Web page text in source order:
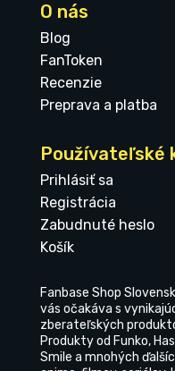
O nás
Blog
FanToken
Recenzie
Preprava a platba
Používateľské
Prihlásiť sa
Registrácia
Zabudnuté heslo
Košík
Fanbase Shop
vás očakáva s
zberateľských
Produkty od Funko,
Smile a mnohých